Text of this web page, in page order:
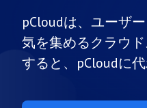
pCloudは、ユーザ
気を集めるクラウ
すると、pCloudに